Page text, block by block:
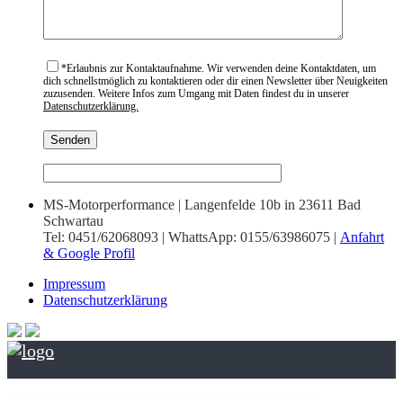
*Erlaubnis zur Kontaktaufnahme. Wir verwenden deine Kontaktdaten, um
dich schnellstmöglich zu kontaktieren oder dir einen Newsletter über Neuigkeiten
zuzusenden. Weitere Infos zum Umgang mit Daten findest du in unserer
Datenschutzerklärung.
MS-Motorperformance | Langenfelde 10b in 23611 Bad
Schwartau
Tel: 0451/62068093 | WhattsApp: 0155/63986075 | Anfahrt
& Google Profil
Impressum
Datenschutzerklärung